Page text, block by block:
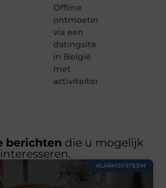
Offline
ontmoeten
via een
datingsite
in België
met
activiteiten
berichten die u mogelijk
interesseren.
ALARMSYSTEEM